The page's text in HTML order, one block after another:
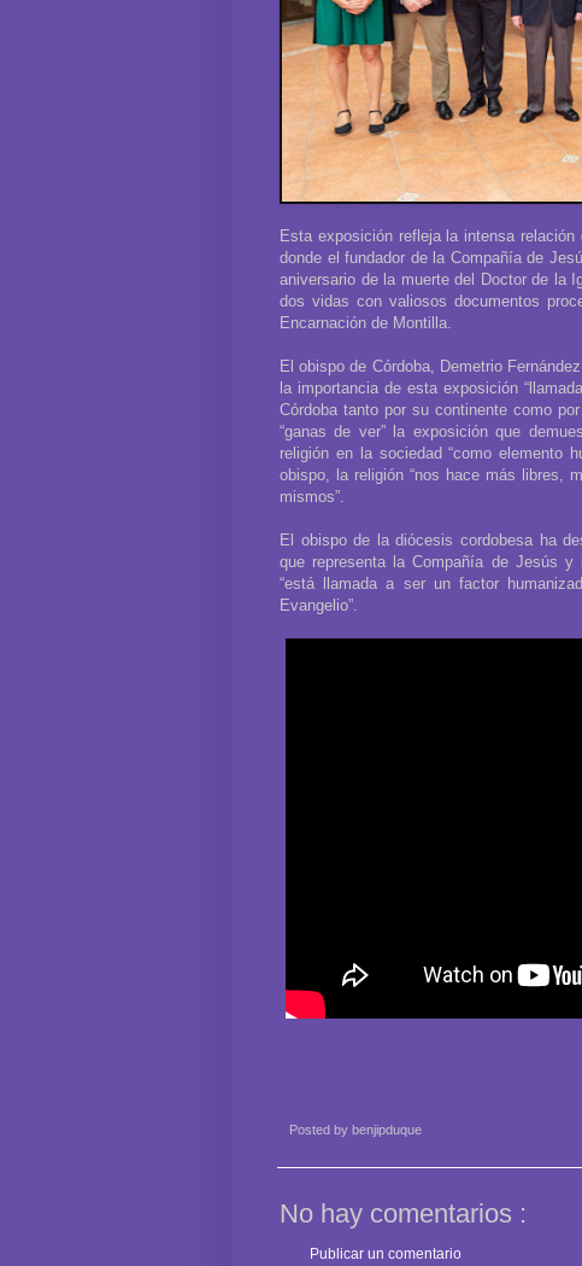
Esta exposición refleja la intensa
donde el fundador de la Compañía de
aniversario de la muerte del Doctor de la
dos vidas con valiosos documentos
Encarnación de Montilla.
El obispo de Córdoba, Demetrio
la importancia de esta exposición
Córdoba tanto por su continente como
“ganas de ver” la exposición que
religión en la sociedad “como elemento
obispo, la religión “nos hace más libres,
mismos”.
El obispo de la diócesis cordobesa ha
que representa la Compañía de Jesús y
“está llamada a ser un factor
Evangelio”.
Posted by benjipduque
No hay comentarios :
Publicar un comentario